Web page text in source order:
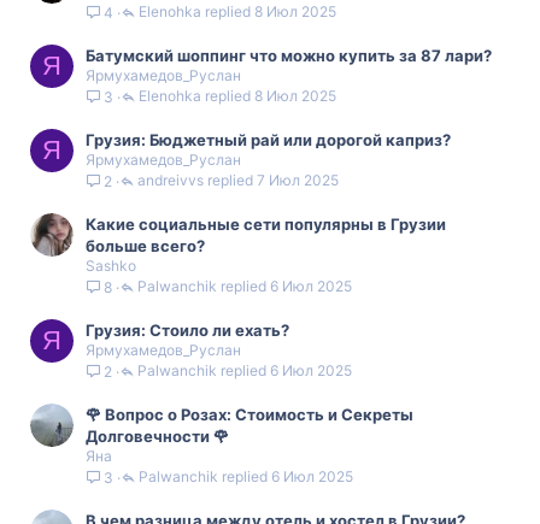
4
8 Июл 2025
Elenohka
Я Батумский шоппинг что можно купить за 87 лари?
Ярмухамедов_Руслан
3
8 Июл 2025
Elenohka
Я Грузия: Бюджетный рай или дорогой каприз?
Ярмухамедов_Руслан
2
7 Июл 2025
andreivvs
Какие социальные сети популярны в Грузии
больше всего?
Sashko
8
6 Июл 2025
Palwanchik
Я Грузия: Стоило ли ехать?
Ярмухамедов_Руслан
2
6 Июл 2025
Palwanchik
🌹 Вопрос о Розах: Стоимость и Секреты
Долговечности 🌹
Яна
3
6 Июл 2025
Palwanchik